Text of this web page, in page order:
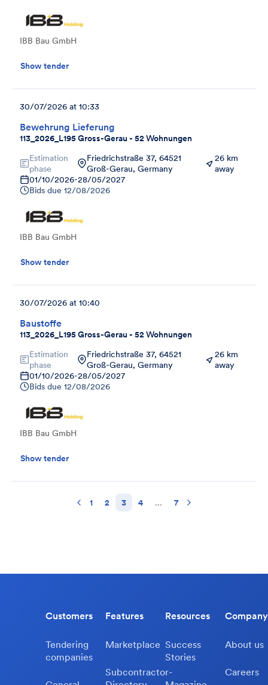
IBB Bau GmbH
Show tender
Bewehrung Lieferung
113_2026_L195 Gross-Gerau - 52 Wohnungen
30/07/2026 at 10:33
Estimation
phase
Friedrichstraße 37, 64521
Groß-Gerau, Germany
26 km
away
01/10/2026-28/05/2027
Bids due 12/08/2026
IBB Bau GmbH
Show tender
Baustoffe
113_2026_L195 Gross-Gerau - 52 Wohnungen
30/07/2026 at 10:40
Estimation
phase
Friedrichstraße 37, 64521
Groß-Gerau, Germany
26 km
away
01/10/2026-28/05/2027
Bids due 12/08/2026
IBB Bau GmbH
Show tender
1 2 3 4 ... 7
Customers
Tendering
companies
Features
Marketplace
Subcontractor-
Resources
Success
Stories
Company
About us
Careers